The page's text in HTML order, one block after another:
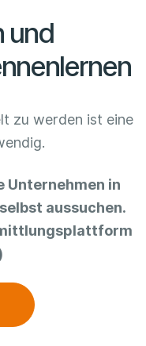
und
zu werden ist eine
Unternehmen in
aussuchen.